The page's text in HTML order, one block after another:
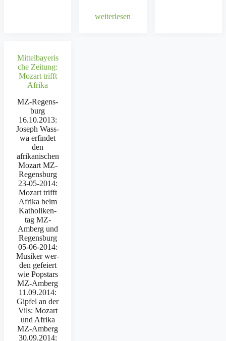
weit­er­lesen
Mittelbayeris
che Zeitung:
Mozart trifft
Afrika
MZ-Regen­s­
burg
16.10.2013:
Joseph Wass­
wa erfind­et
den
afrikanis­chen
Mozart MZ-
Regen­s­burg
23-05-2014:
Mozart trifft
Afri­ka beim
Katho­liken­
tag MZ-
Amberg und
Regens­burg
05-06-2014:
Musik­er wer­
den gefeiert
wie Pop­stars
MZ-Amberg
11.09.2014:
Gipfel an der
Vils: Mozart
und Afri­ka
MZ-Amberg
30.09.2014: